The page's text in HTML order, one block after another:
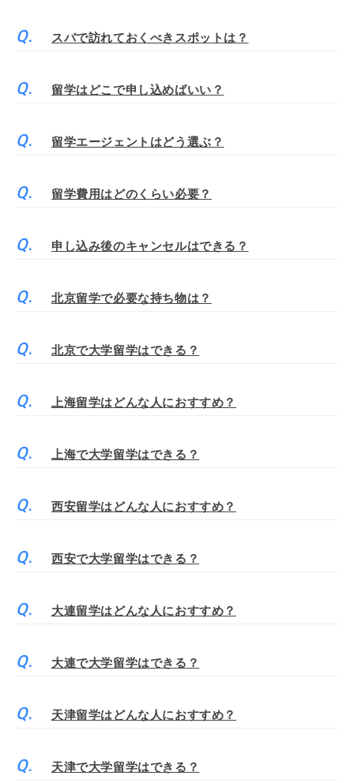
スバで訪れておくべきスポットは？
留学はどこで申し込めばいい？
留学エージェントはどう選ぶ？
留学費用はどのくらい必要？
申し込み後のキャンセルはできる？
北京留学で必要な持ち物は？
北京で大学留学はできる？
上海留学はどんな人におすすめ？
上海で大学留学はできる？
西安留学はどんな人におすすめ？
西安で大学留学はできる？
大連留学はどんな人におすすめ？
大連で大学留学はできる？
天津留学はどんな人におすすめ？
天津で大学留学はできる？